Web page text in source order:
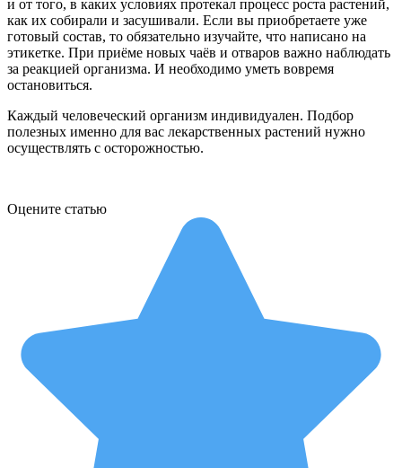
и от того, в каких условиях протекал процесс роста растений,
как их собирали и засушивали. Если вы приобретаете уже
готовый состав, то обязательно изучайте, что написано на
этикетке. При приёме новых чаёв и отваров важно наблюдать
за реакцией организма. И необходимо уметь вовремя
остановиться.
Каждый человеческий организм индивидуален. Подбор
полезных именно для вас лекарственных растений нужно
осуществлять с осторожностью.
Оцените статью